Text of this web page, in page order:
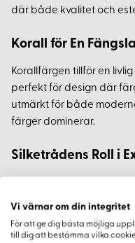
där både kvalitet och
Korall för En
Korallfärgen tillför en
perfekt för design där
utmärkt för både
färger dominerar.
Silketrådens Roll i
material i mode- och
tilltalelse gör dem till det
Vi värnar om din integritet
För att ge dig bästa möjliga
till dig att bestämma vilka